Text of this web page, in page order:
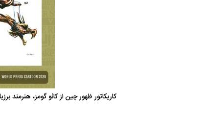
کاریکاتور ظهور چین از کائو گومز، هنرمند
توضیحات استاد مسعود نجابتی عضو